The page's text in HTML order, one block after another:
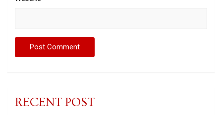
RECENT POST